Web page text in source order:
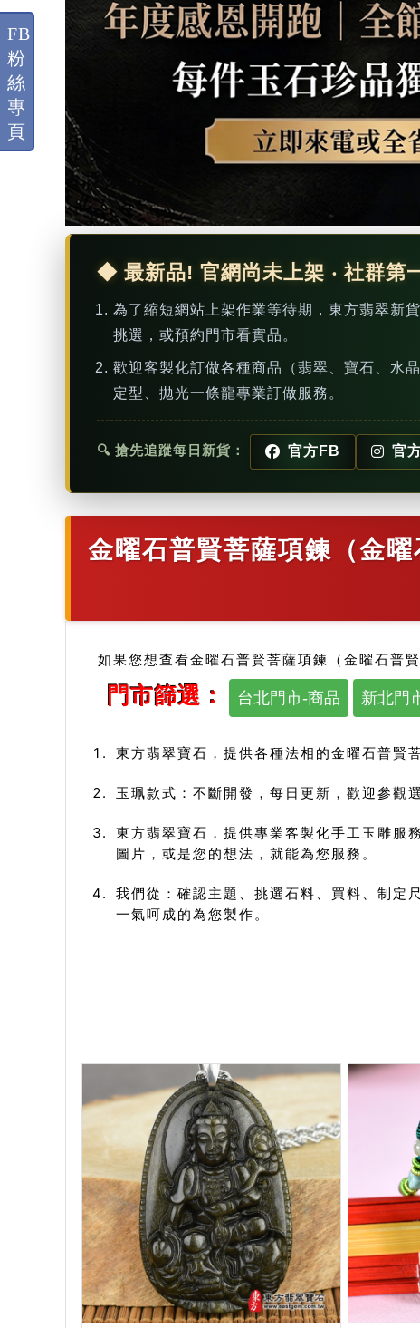
◆ 最新品! 官網尚未上架 ‧ 社群第
為了縮短網站上架作業等待期，東方翡翠新
挑選，或預約門市看實品。
歡迎客製化訂做各種商品（翡翠、寶石、水
定型、拋光一條龍專業訂做服務。
🔍 搶先追蹤每日新貨： 官方FB 官
金曜石普賢菩薩項鍊（金
如果您想查看金曜石普賢菩薩項鍊（金曜石普
門市篩選： 台北門市-商品 新北門
東方翡翠寶石，提供各種法相的金曜石普賢
玉珮款式：不斷開發，每日更新，歡迎參觀
東方翡翠寶石，提供專業客製化手工玉雕服
圖片，或是您的想法，就能為您服務。
我們從：確認主題、挑選石料、買料、制定
一氣呵成的為您製作。
FB
粉
絲
專
頁